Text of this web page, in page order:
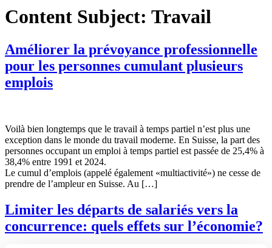
Content Subject: Travail
Améliorer la prévoyance professionnelle
pour les personnes cumulant plusieurs
emplois
Voilà bien longtemps que le travail à temps partiel n’est plus une
exception dans le monde du travail moderne. En Suisse, la part des
personnes occupant un emploi à temps partiel est passée de 25,4% à
38,4% entre 1991 et 2024.
Le cumul d’emplois (appelé également «multiactivité») ne cesse de
prendre de l’ampleur en Suisse. Au […]
Limiter les départs de salariés vers la
concurrence: quels effets sur l’économie?